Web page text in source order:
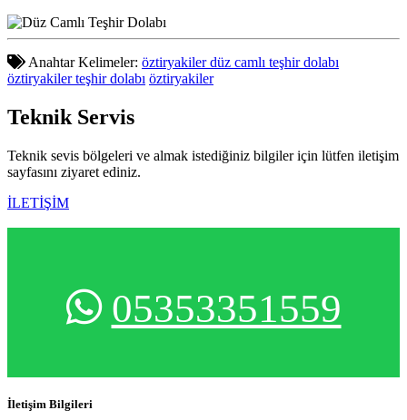
Anahtar Kelimeler: öztiryakiler düz camlı teşhir dolabı
öztiryakiler teşhir dolabı öztiryakiler
Teknik Servis
Teknik sevis bölgeleri ve almak istediğiniz bilgiler için lütfen iletişim
sayfasını ziyaret ediniz.
İLETİŞİM
05353351559
İletişim Bilgileri